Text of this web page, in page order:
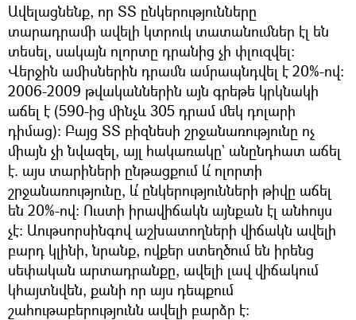
Ավելացնենք, որ ՏՏ ընկերությունները
տարադրամի ավելի կտրուկ տատանումներ էլ են
տեսել, սակայն ոլորտը դրանից չի փլուզվել։
Վերջին ամիսներին դրամն ամրապնդվել է 20%-ով։
2006-2009 թվականներին այն գրեթե կրկնակի
աճել է (590-ից մինչև 305 դրամ մեկ դոլարի
դիմաց)։ Բայց ՏՏ բիզնեսի շրջանառությունը ոչ
միայն չի նվազել, այլ հակառակը` անընդհատ աճել
է. այս տարիների ընթացքում և՛ ոլորտի
շրջանառությունը, և՛ ընկերությունների թիվը աճել
են 20%-ով: Ուստի իրավիճակն այնքան էլ անհույս
չէ։ Աութսորսինգով աշխատողների վիճակն ավելի
բարդ կլինի, նրանք, ովքեր ստեղծում են իրենց
սեփական արտադրանքը, ավելի լավ վիճակում
կհայտնվեն, քանի որ այս դեպքում
շահութաբերությունն ավելի բարձր է։